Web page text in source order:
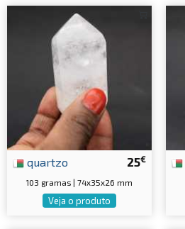
25€
quartzo
103 gramas | 74x35x26 mm
Veja o produto